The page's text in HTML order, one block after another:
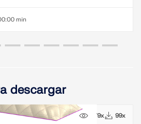
min
descargar
679x 99x